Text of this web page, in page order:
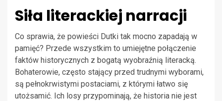
Siła literackiej narracji
Co sprawia, że powieści Dutki tak mocno zapadają w
pamięć? Przede wszystkim to umiejętne połączenie
faktów historycznych z bogatą wyobraźnią literacką.
Bohaterowie, często stający przed trudnymi wyborami,
są pełnokrwistymi postaciami, z którymi łatwo się
utożsamić. Ich losy przypominają, że historia nie jest